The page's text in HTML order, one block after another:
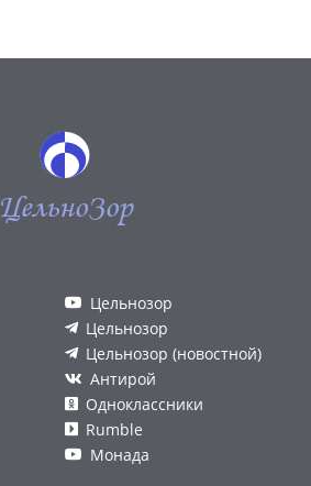
ЦельноЗор
Цельнозор
Цельнозор
Цельнозор (новостной)
Антирой
Одноклассники
Rumble
Монада